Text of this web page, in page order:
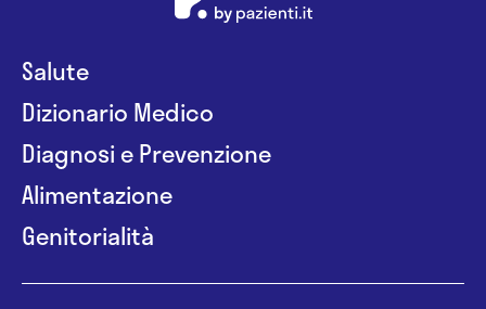
Salute
Dizionario Medico
Diagnosi e Prevenzione
Alimentazione
Genitorialità